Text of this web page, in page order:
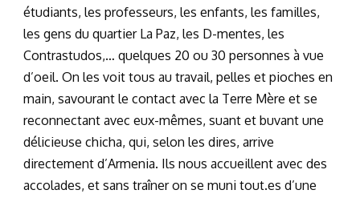
étudiants, les professeurs, les enfants, les familles,
les gens du quartier La Paz, les D-mentes, les
Contrastudos,… quelques 20 ou 30 personnes à vue
d’oeil. On les voit tous au travail, pelles et pioches en
main, savourant le contact avec la Terre Mère et se
reconnectant avec eux-mêmes, suant et buvant une
délicieuse chicha, qui, selon les dires, arrive
directement d’Armenia. Ils nous accueillent avec des
accolades, et sans traîner on se muni tout.es d’une